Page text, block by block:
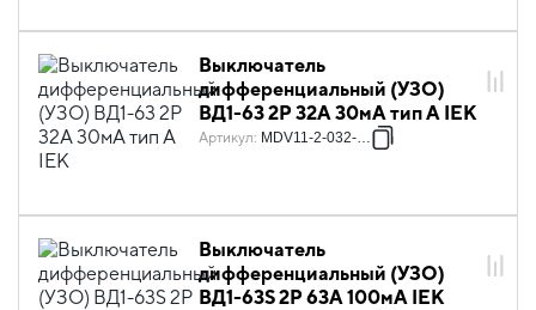
Выключатель
дифференциальный (УЗО)
ВД1-63 2Р 32А 30мА тип А IEK
Артикул: MDV11-2-032-030
Выключатель
дифференциальный (УЗО)
ВД1-63S 2Р 63А 100мА IEK